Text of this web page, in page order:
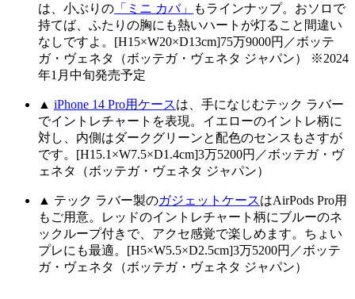
は、小ぶりの 「ミニ カバ」
もラインナップ。おソロで
持てば、ふたりの胸にも熱いハートが灯ること間違い
なしですよ。[H15×W20×D13cm]75万9000円／ボッテ
ガ・ヴェネタ（ボッテガ・ヴェネタ ジャパン） ※2024
年1月中旬発売予定
▲ iPhone 14 Pro用ケースは、手になじむテック ラバー
でイントレチャートを表現。イエローのイントレ柄に
対し、内側はダークグリーンと配色のセンスもさすが
です。[H15.1×W7.5×D1.4cm]3万5200円／ボッテガ・ヴ
ェネタ（ボッテガ・ヴェネタ ジャパン）
▲ テック ラバー製のガジェットケースはAirPods Pro用
もご用意。レッドのイントレチャート柄にブルーのネ
ックループ付きで、アクセ感覚で楽しめます。ちょい
プレにも最適。[H5×W5.5×D2.5cm]3万5200円／ボッテ
ガ・ヴェネタ（ボッテガ・ヴェネタ ジャパン）